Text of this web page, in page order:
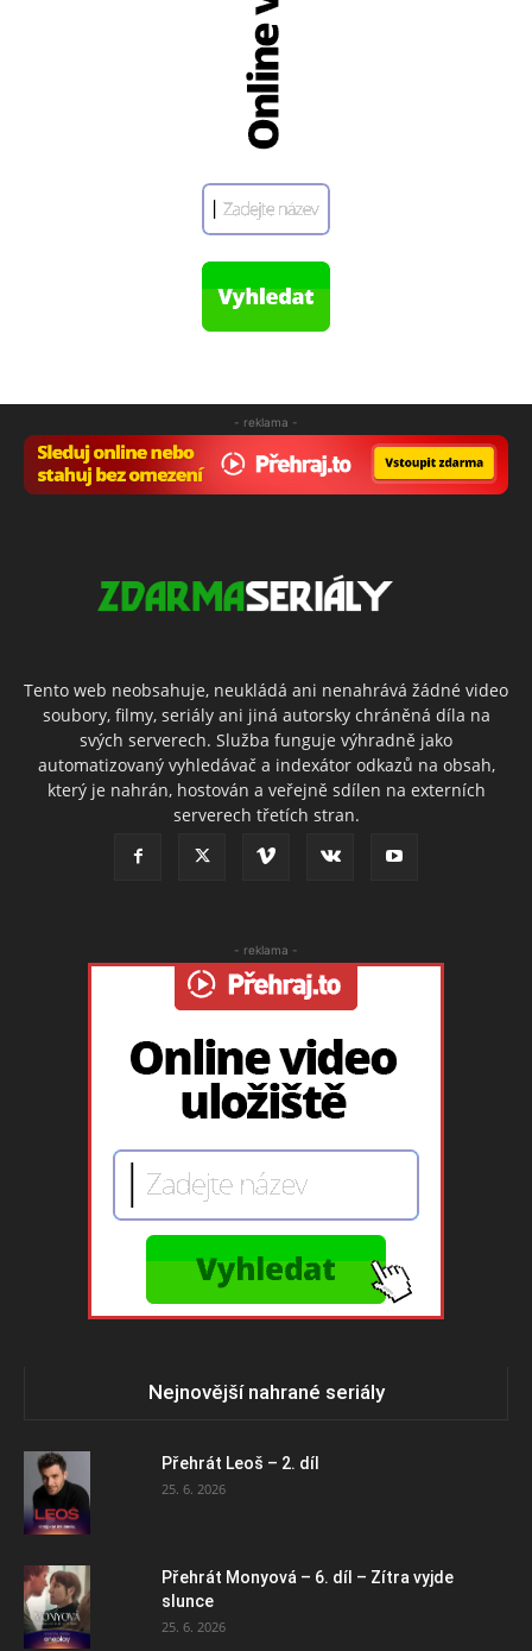
- reklama -
Tento web neobsahuje, neukládá ani nenahrává žádné video
soubory, filmy, seriály ani jiná autorsky chráněná díla na
svých serverech. Služba funguje výhradně jako
automatizovaný vyhledávač a indexátor odkazů na obsah,
který je nahrán, hostován a veřejně sdílen na externích
serverech třetích stran.
- reklama -
Nejnovější nahrané seriály
Přehrát Leoš – 2. díl
25. 6. 2026
Přehrát Monyová – 6. díl – Zítra vyjde
slunce
25. 6. 2026